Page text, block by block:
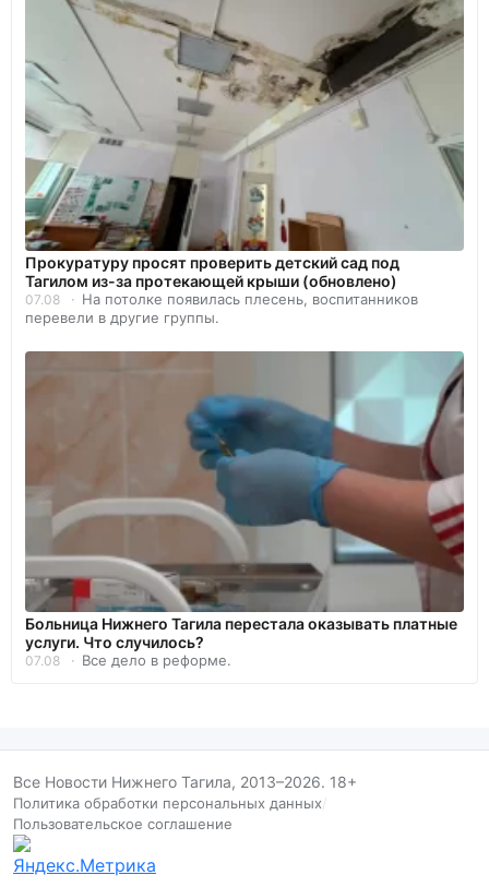
Прокуратуру просят проверить детский сад под
Тагилом из-за протекающей крыши (обновлено)
07.08
На потолке появилась плесень, воспитанников
перевели в другие группы.
Больница Нижнего Тагила перестала оказывать платные
услуги. Что случилось?
07.08 Все дело в реформе.
Все Новости Нижнего Тагила, 2013–2026. 18+
Политика обработки персональных данных/
Пользовательское соглашение